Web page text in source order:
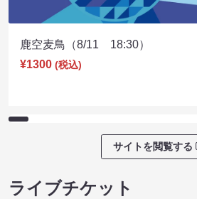
鹿空麦鳥（8/11 18:30）
¥1300 (税込)
サイトを閲覧する
ライブチケット